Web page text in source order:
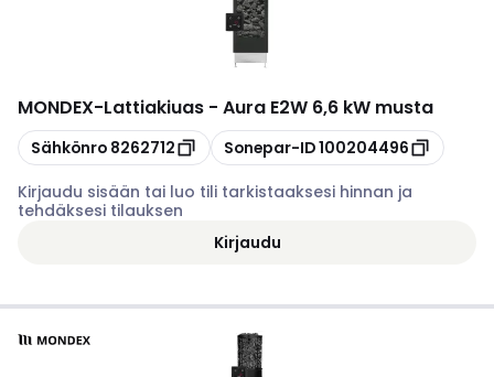
MONDEX-Lattiakiuas - Aura E2W 6,6 kW musta
Kopioi
Sähkönro 8262712 Kopioi
Sonepar-ID100204496
Kirjaudu sisään tai luo tili tarkistaaksesi hinnan ja
tehdäksesi tilauksen
Kirjaudu